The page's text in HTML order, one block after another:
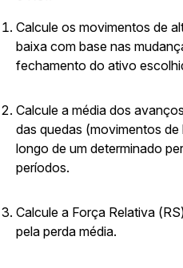
Calcule os movimentos de
baixa com base nas
fechamento do ativo
Calcule a média dos
das quedas (movimentos
longo de um determinado
períodos.
Calcule a Força Relativa
pela perda média.